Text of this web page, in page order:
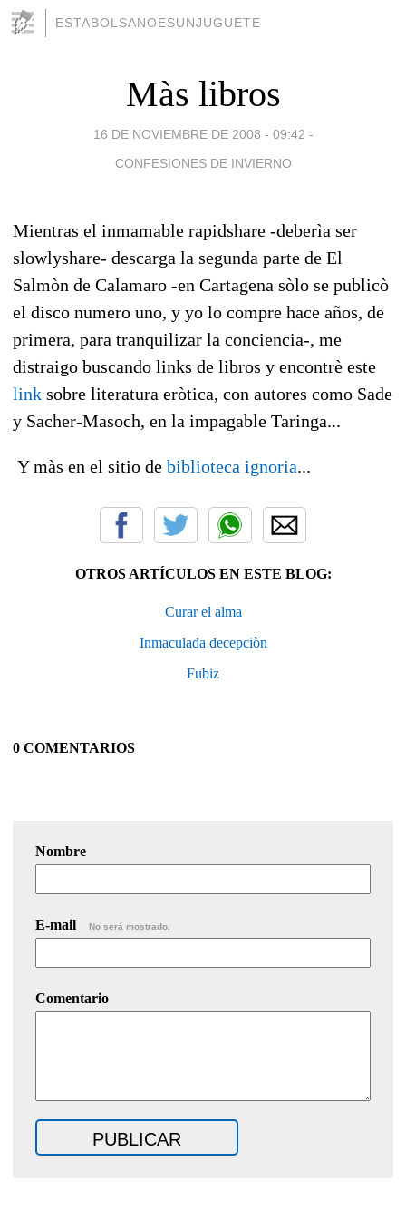
ESTABOLSANOESUNJUGUETE
Màs libros
16 DE NOVIEMBRE DE 2008 - 09:42 -
CONFESIONES DE INVIERNO
Mientras el inmamable rapidshare -deberìa ser
slowlyshare- descarga la segunda parte de El
Salmòn de Calamaro -en Cartagena sòlo se publicò
el disco numero uno, y yo lo compre hace años, de
primera, para tranquilizar la conciencia-, me
distraigo buscando links de libros y encontrè este
link sobre literatura eròtica, con autores como Sade
y Sacher-Masoch, en la impagable Taringa...
Y màs en el sitio de biblioteca ignoria...
OTROS ARTÍCULOS EN ESTE BLOG:
Curar el alma
Inmaculada decepciòn
Fubiz
0 COMENTARIOS
Nombre
E-mail No será mostrado.
Comentario